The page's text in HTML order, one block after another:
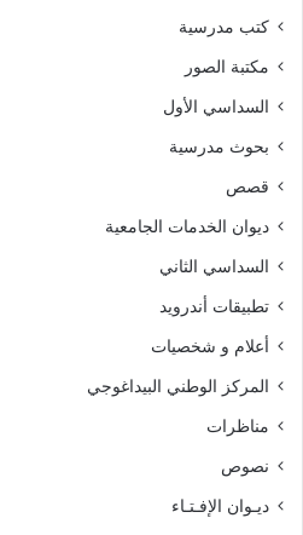
كتب مدرسية
مكتبة الصور
السداسي الأول
بحوث مدرسية
قصص
ديوان الخدمات الجامعية
السداسي الثاني
تطبيقات أندرويد
أعلام و شخصيات
المركز الوطني البيداغوجي
مناظرات
نصوص
ديـوان الإفـتـاء